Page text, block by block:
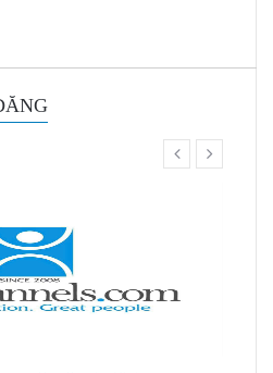
prev
next